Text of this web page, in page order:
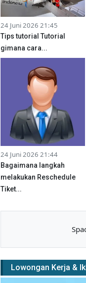
24 Juni 2026 21:45
Tips tutorial Tutorial
gimana cara...
24 Juni 2026 21:44
Bagaimana langkah
melakukan Reschedule
Tiket...
Lowongan Kerja &